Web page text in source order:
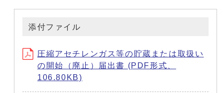
添付ファイル
圧縮アセチレンガス等の貯蔵または取扱い
の開始（廃止）届出書 (PDF形式、
106.80KB)